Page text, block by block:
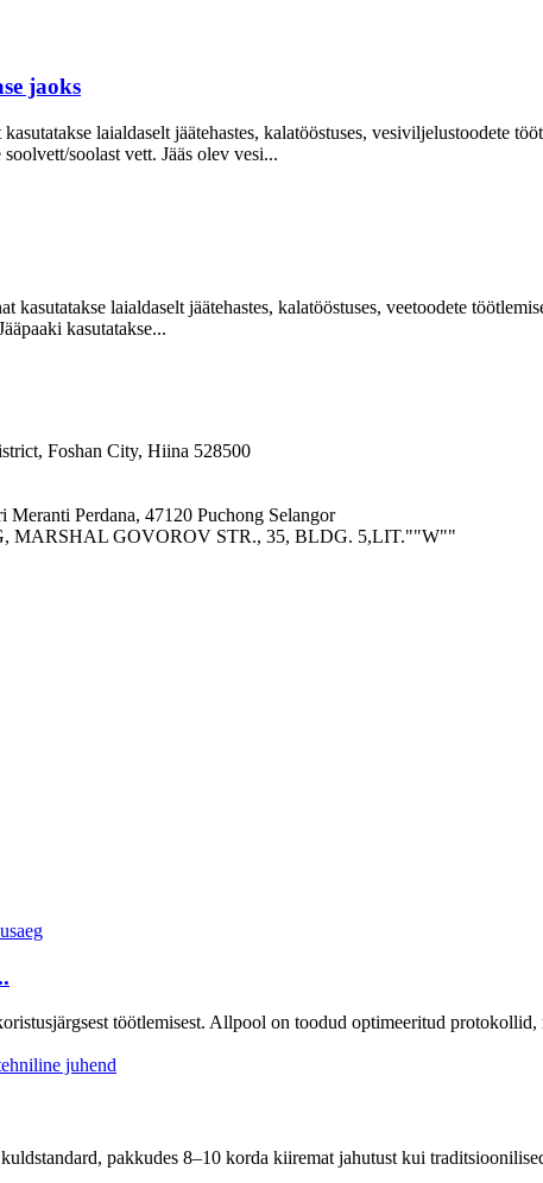
jaoks
laialdaselt jäätehastes, kalatööstuses, vesiviljelustoodete
soolast vett. Jääs olev vesi...
laialdaselt jäätehastes, kalatööstuses, veetoodete
kasutatakse...
Foshan City, Hiina 528500
Perdana, 47120 Puchong Selangor
MARSHAL GOVOROV STR., 35, BLDG. 5,LIT.""W""
töötlemisest. Allpool on toodud optimeeritud
pakkudes 8–10 korda kiiremat jahutust kui